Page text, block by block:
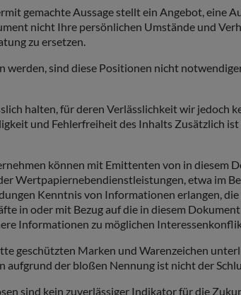
gemachte Aussage stellt ein Angebot, eine
nicht Ihre persönlichen Umstände und
zu ersetzen.
sind diese Positionen nicht
halten, für deren Verlässlichkeit wir jedoch
und Fehlerfreiheit des Inhalts Zusätzlich
können mit Emittenten von in diesem
Wertpapiernebendienstleistungen, etwa im
Kenntnis von Informationen erlangen,
in oder mit Bezug auf die in diesem
Informationen zu möglichen
geschützten Marken und Warenzeichen
der bloßen Nennung ist nicht der
sind kein zuverlässiger Indikator für die